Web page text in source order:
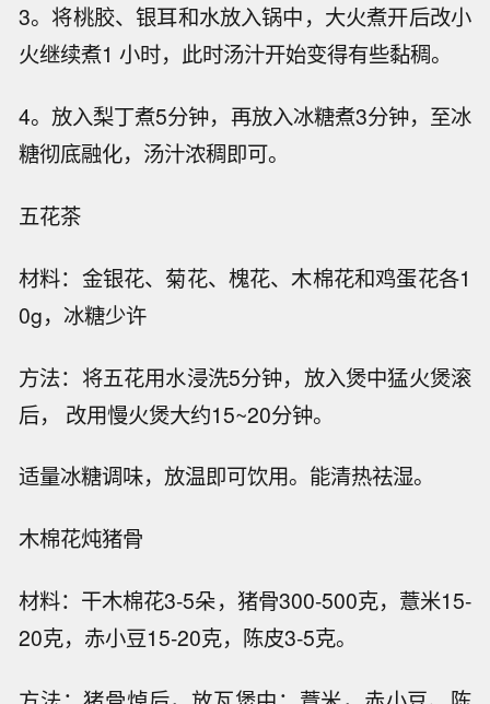
3。将桃胶、银耳和水放入锅中，大火煮开后改小
火继续煮1 小时，此时汤汁开始变得有些黏稠。
4。放入梨丁煮5分钟，再放入冰糖煮3分钟，至冰
糖彻底融化，汤汁浓稠即可。
五花茶
材料：金银花、菊花、槐花、木棉花和鸡蛋花各1
0g，冰糖少许
方法：将五花用水浸洗5分钟，放入煲中猛火煲滚
后， 改用慢火煲大约15~20分钟。
适量冰糖调味，放温即可饮用。能清热祛湿。
木棉花炖猪骨
材料：干木棉花3-5朵，猪骨300-500克，薏米15-
20克，赤小豆15-20克，陈皮3-5克。